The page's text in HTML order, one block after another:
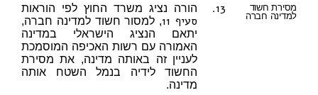
13.
מסירת חשוד
למדינה חברה
הורה נציג משרד החוץ לפי הוראות
סעיף 11
, למסור חשוד למדינה חברה,
יתאם הנציג הישראלי במדינה
האמורה עם רשות האכיפה המוסמכת
לעניין זה באותה מדינה, את מסירת
החשוד לידיה בנמל השטח אותה
מדינה.